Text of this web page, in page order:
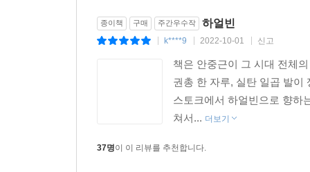
안중근에게 고해성사를 베풀어주려 하고, 뮈텔
인간의 영혼을 구원하기 위해 애쓰는 빌렘과, 교
더하며 소설의 결을 더욱 풍부하게 일구어낸다
만나러 감옥으로 간다. 이러한 빌렘의 용기는 안
안중근이 몸을 앞으로 굽히고 낮은 목소리로 말
빌렘은 침묵 속에서 안중근에게 고해성사를 베풀
종이책 구매 주간우수작 하얼빈
k****9 2022-10-01 신고
책은 안중근이 그 시대 전체
권총 한 자루, 실탄 일곱 발이
스토크에서 하얼빈으로 향하
쳐서... 더보기
37명이 이 리뷰를 추천합니다.